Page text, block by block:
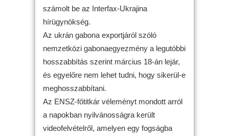
számolt be az Interfax-Ukrajina
hírügynökség.
Az ukrán gabona exportjáról szóló
nemzetközi gabonaegyezmény a legutóbbi
hosszabbítás szerint március 18-án lejár,
és egyelőre nem lehet tudni, hogy sikerül-e
meghosszabbítani.
Az ENSZ-főtitkár véleményt mondott arról
a napokban nyilvánosságra került
videofelvételről, amelyen egy fogságba